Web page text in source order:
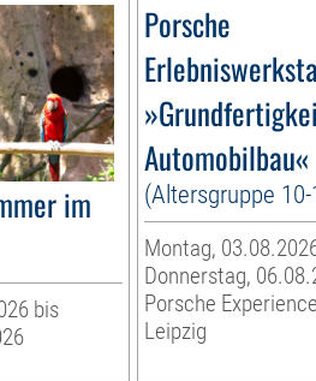
im
bis
Porsche
Automobilbau«
(Altersgruppe
Montag,
Donnerstag,
Porsche
Leipzig